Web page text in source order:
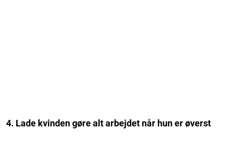
4. Lade kvinden gøre alt arbejdet når hun er øverst